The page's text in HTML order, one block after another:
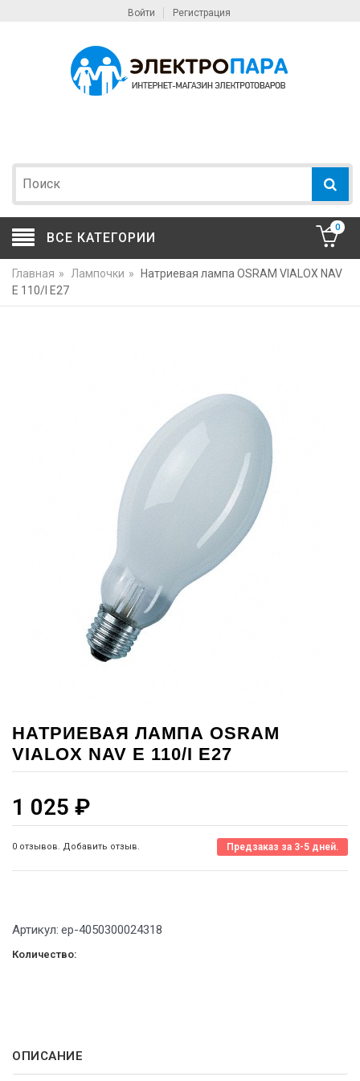
Войти Регистрация
ВСЕ КАТЕГОРИИ
0
Главная » Лампочки »
Натриевая лампа OSRAM VIALOX NAV
E 110/I E27
НАТРИЕВАЯ ЛАМПА OSRAM
VIALOX NAV E 110/I E27
1 025 ₽
0 отзывов. Добавить отзыв. Предзаказ за 3-5 дней.
Артикул: ep-4050300024318
Количество:
ОПИСАНИЕ